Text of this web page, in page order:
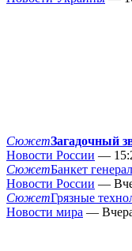
СюжетЗагадочный
Новости России —
СюжетБанкет
Новости России —
СюжетГрязные
Новости мира —